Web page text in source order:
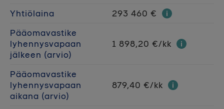
Yhtiölaina
293 460 €
Pääomavastike
lyhennysvapaan
jälkeen (arvio)
1 898,20 €/kk
Pääomavastike
lyhennysvapaan
aikana (arvio)
879,40 €/kk